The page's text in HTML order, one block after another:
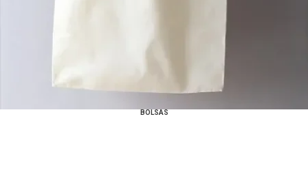
BOLSAS